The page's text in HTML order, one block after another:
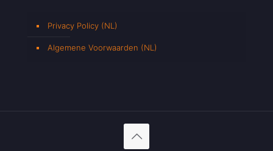
Privacy Policy (NL)
Algemene Voorwaarden (NL)